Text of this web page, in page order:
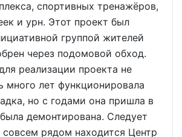
спортивных тренажёров,
и урн. Этот проект был
группой жителей
через подомовой обход.
реализации проекта не
много лет функционировала
но с годами она пришла в
демонтирована. Следует
совсем рядом находится Центр